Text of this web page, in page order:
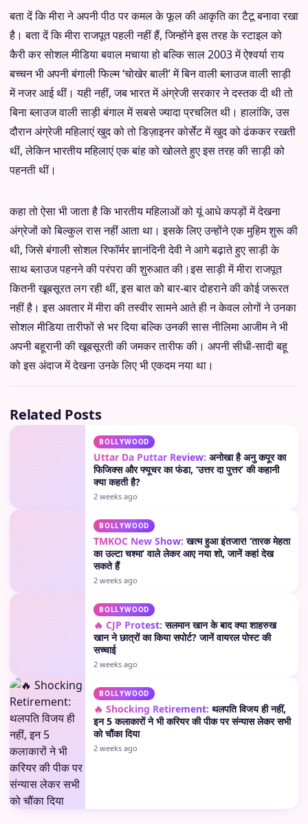
बता दें कि मीरा ने अपनी पीठ पर कमल के फूल की आकृति का टैटू बनावा रखा
है। बता दें कि मीरा राजपूत पहली नहीं हैं, जिन्होंने इस तरह के स्टाइल को
कैरी कर सोशल मीडिया बवाल मचाया हो बल्कि साल 2003 में ऐश्वर्या राय
बच्चन भी अपनी बंगाली फिल्म ‘चोखेर बाली’ में बिन वाली ब्लाउज वाली साड़ी
में नजर आई थीं। यही नहीं, जब भारत में अंग्रेजी सरकार ने दस्तक दी थी तो
बिना ब्लाउज वाली साड़ी बंगाल में सबसे ज्यादा प्रचलित थी। हालांकि, उस
दौरान अंग्रेजी महिलाएं खुद को तो डिज़ाइनर कोर्सेट में खुद को ढंककर रखती
थीं, लेकिन भारतीय महिलाएं एक बांह को खोलते हुए इस तरह की साड़ी को
पहनती थीं।
कहा तो ऐसा भी जाता है कि भारतीय महिलाओं को यूं आधे कपड़ों में देखना
अंग्रेजों को बिल्कुल रास नहीं आता था। इसके लिए उन्होंने एक मुहिम शुरू की
थी, जिसे बंगाली सोशल रिफॉर्मर ज्ञानंदिनी देवी ने आगे बढ़ाते हुए साड़ी के
साथ ब्लाउज पहनने की परंपरा की शुरुआत की।इस साड़ी में मीरा राजपूत
कितनी खूबसूरत लग रही थीं, इस बात को बार-बार दोहराने की कोई जरूरत
नहीं है। इस अवतार में मीरा की तस्वीर सामने आते ही न केवल लोगों ने उनका
सोशल मीडिया तारीफों से भर दिया बल्कि उनकी सास नीलिमा आजीम ने भी
अपनी बहूरानी की खूबसूरती की जमकर तारीफ की। अपनी सीधी-सादी बहू
को इस अंदाज में देखना उनके लिए भी एकदम नया था।
Related Posts
BOLLYWOOD
Uttar Da Puttar Review: अनोखा है अनु कपूर का
फिजिक्स और फ्यूचर का फंडा, ‘उत्तर दा पुत्तर’ की कहानी
क्या कहती है?
2 weeks ago
BOLLYWOOD
TMKOC New Show: खत्म हुआ इंतजार! ‘तारक मेहता
का उल्टा चश्मा’ वाले लेकर आए नया शो, जानें कहां देख
सकते हैं
2 weeks ago
BOLLYWOOD
🔥 CJP Protest: सलमान खान के बाद क्या शाहरुख
खान ने छात्रों का किया सपोर्ट? जानें वायरल पोस्ट की
सच्चाई
2 weeks ago
BOLLYWOOD
🔥 Shocking Retirement: थलपति विजय ही नहीं,
इन 5 कलाकारों ने भी करियर की पीक पर संन्यास लेकर सभी
को चौंका दिया
2 weeks ago